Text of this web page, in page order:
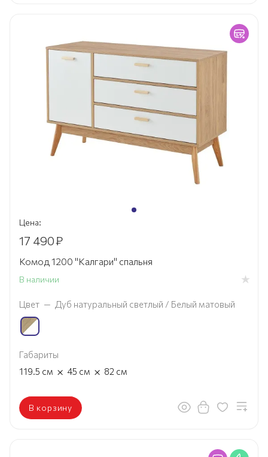
Цена:
17 490₽
Комод 1200 "Калгари" спальня
В наличии
Цвет — Дуб натуральный светлый / Белый матовый
Габариты
119.5 см × 45 см × 82 см
В корзину